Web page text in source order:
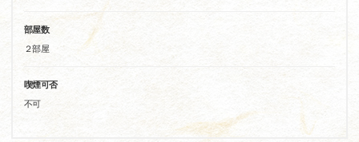
部屋数
２部屋
喫煙可否
不可